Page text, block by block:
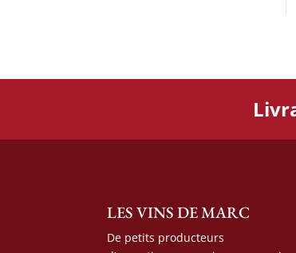
LES VINS DE MARC
De petits producteurs